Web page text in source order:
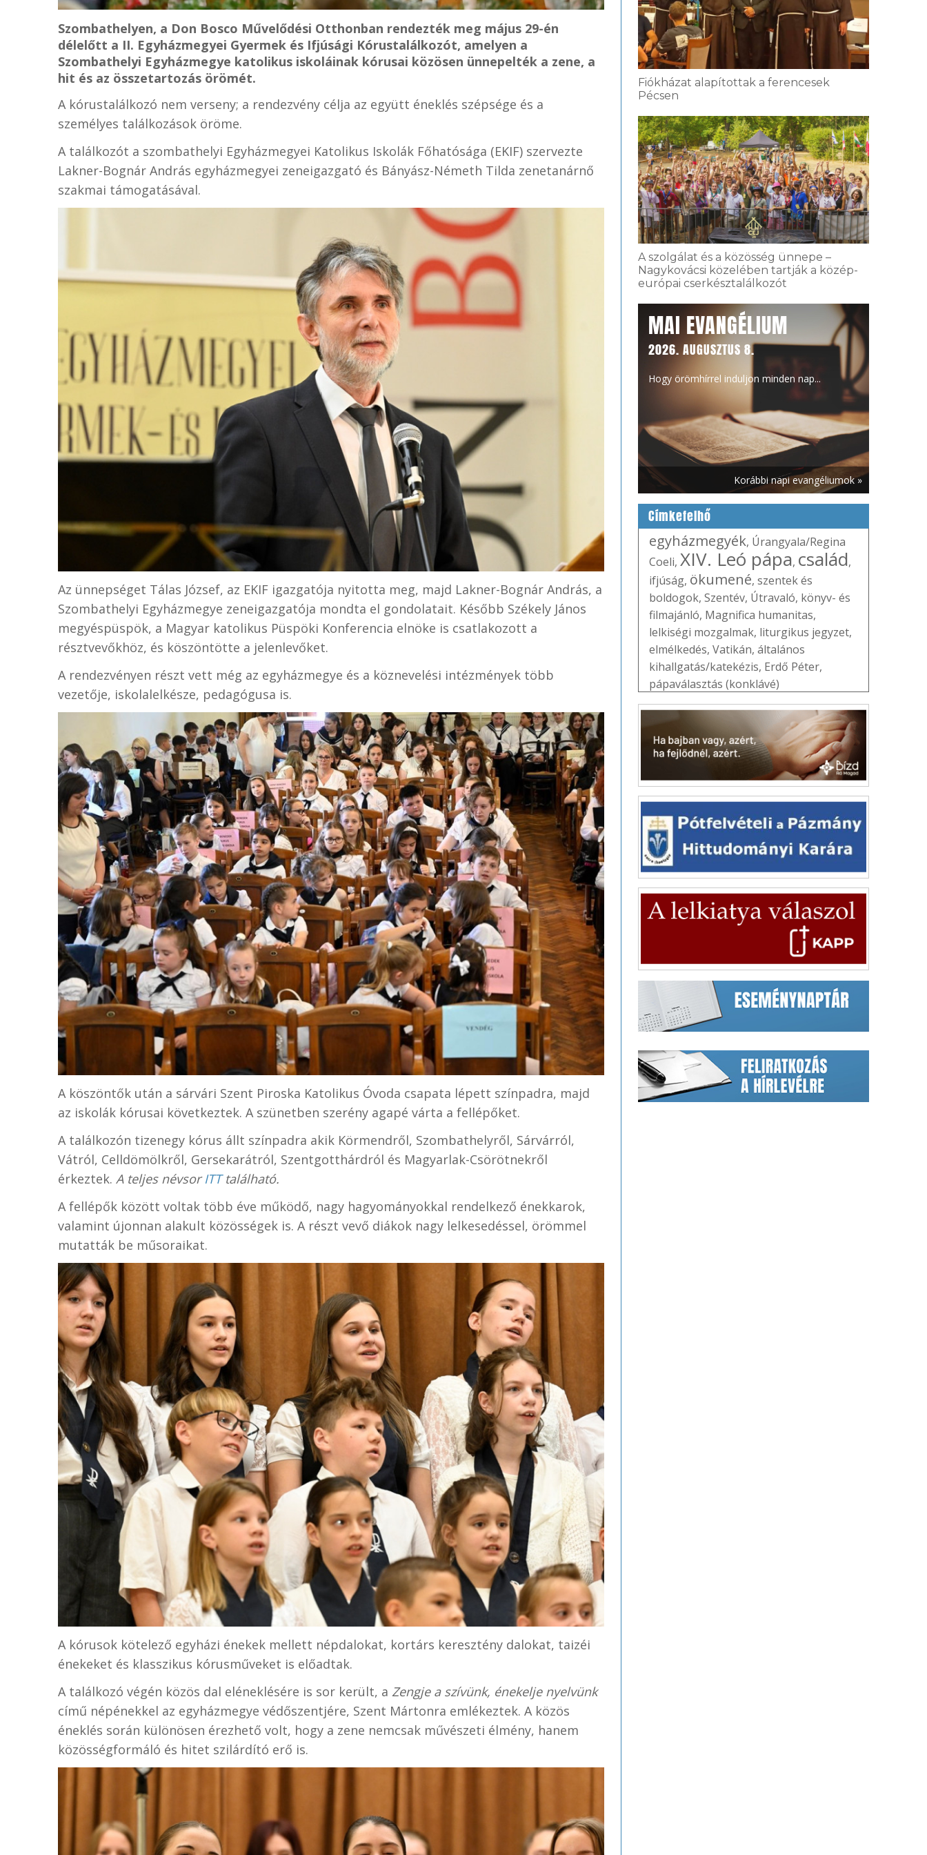
Szombathelyen, a Don Bosco Művelődési Otthonban rendezték meg május 29-én
délelőtt a II. Egyházmegyei Gyermek és Ifjúsági Kórustalálkozót, amelyen a
Szombathelyi Egyházmegye katolikus iskoláinak kórusai közösen ünnepelték a zene, a
hit és az összetartozás örömét.
A kórustalálkozó nem verseny; a rendezvény célja az együtt éneklés szépsége és a
személyes találkozások öröme.
A találkozót a szombathelyi Egyházmegyei Katolikus Iskolák Főhatósága (EKIF) szervezte
Lakner-Bognár András egyházmegyei zeneigazgató és Bányász-Németh Tilda zenetanárnő
szakmai támogatásával.
Az ünnepséget Tálas József, az EKIF igazgatója nyitotta meg, majd Lakner-Bognár András, a
Szombathelyi Egyházmegye zeneigazgatója mondta el gondolatait. Később Székely János
megyéspüspök, a Magyar katolikus Püspöki Konferencia elnöke is csatlakozott a
résztvevőkhöz, és köszöntötte a jelenlevőket.
A rendezvényen részt vett még az egyházmegye és a köznevelési intézmények több
vezetője, iskolalelkésze, pedagógusa is.
A köszöntők után a sárvári Szent Piroska Katolikus Óvoda csapata lépett színpadra, majd
az iskolák kórusai következtek. A szünetben szerény agapé várta a fellépőket.
A találkozón tizenegy kórus állt színpadra akik Körmendről, Szombathelyről, Sárvárról,
Vátról, Celldömölkről, Gersekarátról, Szentgotthárdról és Magyarlak-Csörötnekről
érkeztek. A teljes névsorITTtalálható.
A fellépők között voltak több éve működő, nagy hagyományokkal rendelkező énekkarok,
valamint újonnan alakult közösségek is. A részt vevő diákok nagy lelkesedéssel, örömmel
mutatták be műsoraikat.
A kórusok kötelező egyházi énekek mellett népdalokat, kortárs keresztény dalokat, taizéi
énekeket és klasszikus kórusműveket is előadtak.
A találkozó végén közös dal eléneklésére is sor került, a Zengje a szívünk, énekelje nyelvünk
című népénekkel az egyházmegye védőszentjére, Szent Mártonra emlékeztek. A közös
éneklés során különösen érezhető volt, hogy a zene nemcsak művészeti élmény, hanem
közösségformáló és hitet szilárdító erő is.
Fiókházat alapítottak a ferencesek
Pécsen
A szolgálat és a közösség ünnepe –
Nagykovácsi közelében tartják a közép-
európai cserkésztalálkozót
MAI EVANGÉLIUM
2026. AUGUSZTUS 8.
Hogy örömhírrel induljon minden nap...
Korábbi napi evangéliumok »
Címkefelhő
egyházmegyék, Úrangyala/Regina
Coeli, XIV. Leó pápa, család,
ifjúság, ökumené, szentek és
boldogok, Szentév, Útravaló, könyv- és
filmajánló, Magnifica humanitas,
lelkiségi mozgalmak, liturgikus jegyzet,
elmélkedés, Vatikán, általános
kihallgatás/katekézis, Erdő Péter,
pápaválasztás (konklávé)